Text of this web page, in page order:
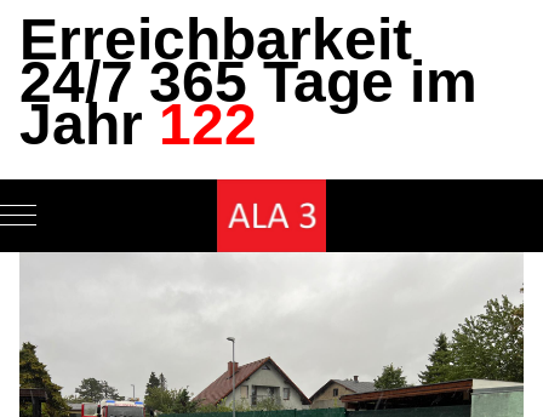
Erreichbarkeit
24/7 365 Tage im
Jahr122
Mobile Menu Toggle